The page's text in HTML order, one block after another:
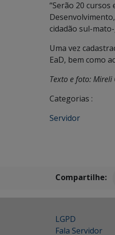
“Serão 20 cursos
cidadão sul-
Uma vez
EaD, bem como
Texto e foto: Mireli
Categorias :
Servidor
Compartilhe:
LGPD
Fala Servidor